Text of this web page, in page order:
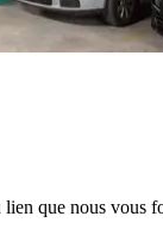
que nous vous